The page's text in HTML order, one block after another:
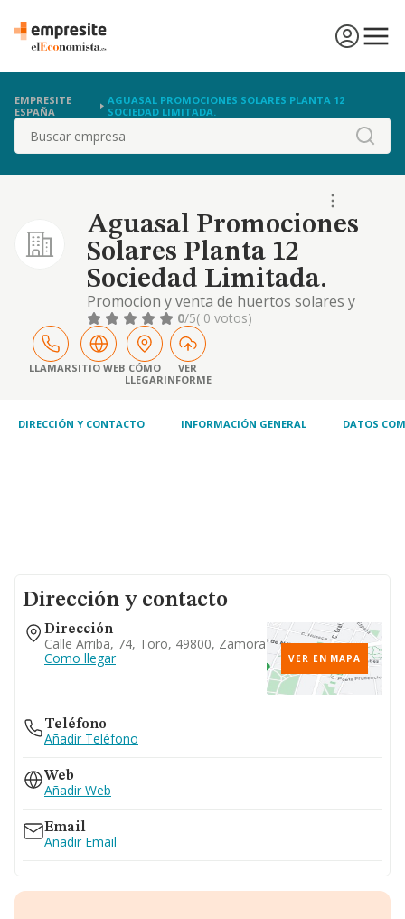
EMPRESITE
ESPAÑA
AGUASAL PROMOCIONES SOLARES PLANTA 12
SOCIEDAD LIMITADA.
Buscar
Aguasal Promociones
Solares Planta 12
Sociedad Limitada.
Promocion y venta de huertos solares y
otras energias renovables; produccion y
venta de energia solar y electrica;
aprovechamiento y transformacion de
energias renovables; compra y venta de
bienes muebles e inmuebles.
0/5( 0 votos)
LLAMARSITIO WEB CÓMO
LLEGAR
VER
INFORME
DIRECCIÓN Y CONTACTO INFORMACIÓN GENERAL DATOS
Dirección y contacto
Dirección
Calle Arriba, 74, Toro, 49800, Zamora
Como llegar
VER EN MAPA
Teléfono
Añadir Teléfono
Web
Añadir Web
Email
Añadir Email